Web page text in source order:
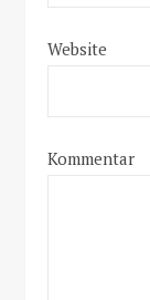
Website
Kommentar